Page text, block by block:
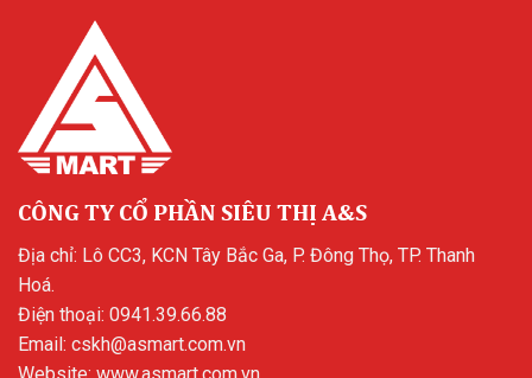
CÔNG TY CỔ PHẦN SIÊU THỊ A&S
Địa chỉ: Lô CC3, KCN Tây Bắc Ga, P. Đông Thọ, TP. Thanh
Hoá.
Điện thoại: 0941.39.66.88
Email: cskh@asmart.com.vn